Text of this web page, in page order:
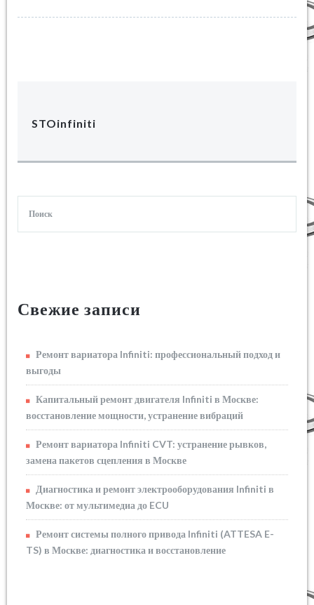
STOinfiniti
Свежие записи
Ремонт вариатора Infiniti: профессиональный подход и
выгоды
Капитальный ремонт двигателя Infiniti в Москве:
восстановление мощности, устранение вибраций
Ремонт вариатора Infiniti CVT: устранение рывков,
замена пакетов сцепления в Москве
Диагностика и ремонт электрооборудования Infiniti в
Москве: от мультимедиа до ECU
Ремонт системы полного привода Infiniti (ATTESA E-
TS) в Москве: диагностика и восстановление